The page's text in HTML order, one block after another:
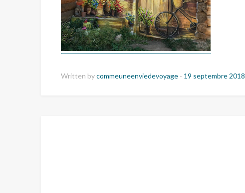
Written bycommeuneenviedevoyage - 19 septembre 2018